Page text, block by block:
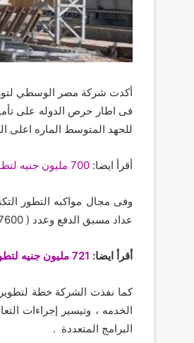
أكدت شركة مصر الوسطي
للجهد المتوسط الماره اعلى الكتل
أقرأ ايضا: 700 مليون جنيه لتطوير شبكة الكهرباء بمحافظة اسيوط
عداد مسبق الدفع وعدد ( 7600) عداد ذكى .
أقرأ ايضا: 721 مليون جنيه لتطوير شبكة الكهرباء بالمنيا من 2014 وحتى 2020
كما نفذت الشركة خطة لتطوير
الخدمه ، وتيسير إجراءات
البرامج المتعددة .